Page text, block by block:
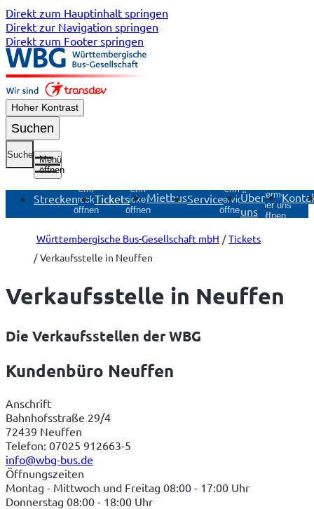
Direkt zum Hauptinhalt springen
Direkt zur Navigation springen
Direkt zum Footer springen
Hoher Kontrast
Suchen
Suche
Menü
öffnen
Strecken
Untermenü
Strecken
öffnen
Tickets
Untermenü
Tickets
öffnen
MietbusService
Untermenü
Service
öffnen
Über
uns
Untermenü
Über uns
öffnen
Württembergische Bus-Gesellschaft mbH
Tickets
Verkaufsstelle in Neuffen
Verkaufsstelle in Neuffen
Die Verkaufsstellen der WBG
Kundenbüro Neuffen
Anschrift
Bahnhofsstraße 29/4
72439 Neuffen
Telefon: 07025 912663-5
info@wbg-bus.de
Öffnungszeiten
Montag - Mittwoch und Freitag 08:00 - 17:00 Uhr
Donnerstag 08:00 - 18:00 Uhr